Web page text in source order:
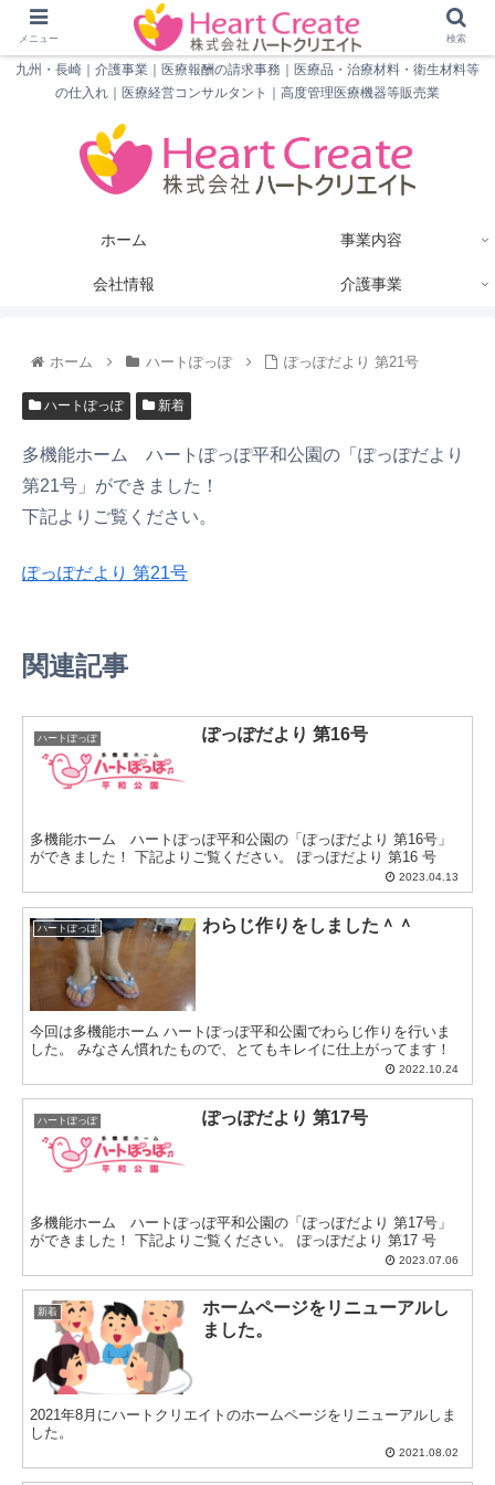
九州・長崎｜介護事業｜医療報酬の請求事務｜医療品・治療材料・衛生材料等
の仕入れ｜医療経営コンサルタント｜高度管理医療機器等販売業
ホーム 事業内容
会社情報 介護事業
ホーム ハートぽっぽ ぽっぽだより 第21号
ハートぽっぽ 新着
多機能ホーム ハートぽっぽ平和公園の「ぽっぽだより
第21号」ができました！
下記よりご覧ください。
ぽっぽだより 第21号
関連記事
ハートぽっぽ ぽっぽだより 第16号
多機能ホーム ハートぽっぽ平和公園の「ぽっぽだより 第16号」
ができました！ 下記よりご覧ください。 ぽっぽだより 第16 号
2023.04.13
ハートぽっぽ わらじ作りをしました＾＾
今回は多機能ホーム ハートぽっぽ平和公園でわらじ作りを行いま
した。 みなさん慣れたもので、とてもキレイに仕上がってます！
2022.10.24
ハートぽっぽ ぽっぽだより 第17号
多機能ホーム ハートぽっぽ平和公園の「ぽっぽだより 第17号」
ができました！ 下記よりご覧ください。 ぽっぽだより 第17 号
2023.07.06
新着
ホームページをリニューアルし
ました。
2021年8月にハートクリエイトのホームページをリニューアルしま
した。
2021.08.02
メニュー 検索